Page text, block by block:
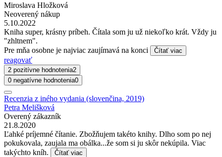
Miroslava Hložková
Neoverený nákup
5.10.2022
Kniha super, krásny príbeh. Čítala som ju už niekoľko krát. Vždy ju
"zhltnem".
Pre mňa osobne je najviac zaujímavá na konci
Čítať viac
reagovať
2 pozitívne hodnotenia2
0 negatívne hodnotenia0
Recenzia z iného vydania (slovenčina, 2019)
Petra Melišková
Overený zákazník
21.8.2020
Ľahké príjemné čítanie. Zbožňujem takéto knihy. Dlho som po nej
pokukovala, zaujala ma obálka...že som si ju skôr nekúpila. Viac
takýchto kníh.
Čítať viac